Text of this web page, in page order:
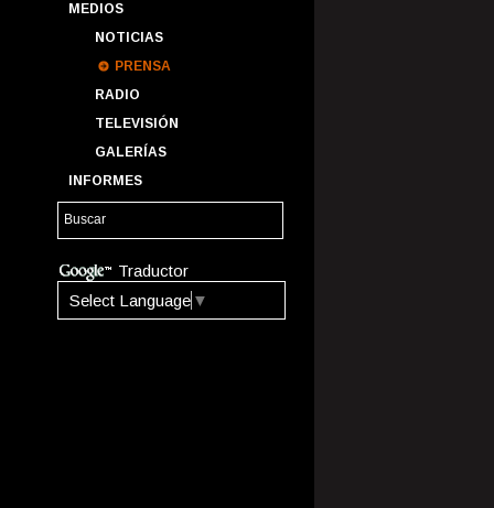
MEDIOS
NOTICIAS
PRENSA
RADIO
TELEVISIÓN
GALERÍAS
INFORMES
Traductor
Select Language ▼